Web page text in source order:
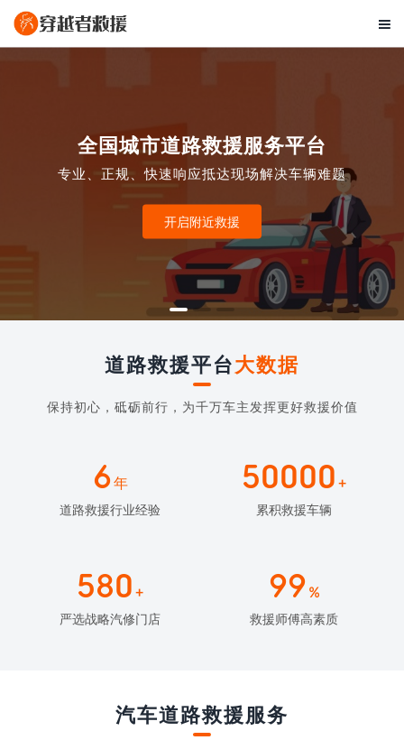

全国城市道路救援服务平台
专业、正规、快速响应抵达现场解决车辆难题
开启附近救援
道路救援平台大数据
保持初心，砥砺前行，为千万车主发挥更好救援价值
6年
道路救援行业经验
50000 +
累积救援车辆
580 +
严选战略汽修门店
99 %
救援师傅高素质
汽车道路救援服务